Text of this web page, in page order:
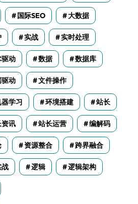
国际SEO 大数据
实战 实时处理
动 数据 数据库
动 文件操作
学习 环境搭建 站长
讯 站长运营 编解码
资源整合 跨界融合
战 逻辑 逻辑架构